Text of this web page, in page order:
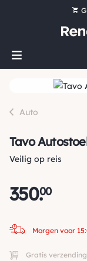
Auto
Tavo
Veilig op reis
350.
00
Morgen voor
Gratis